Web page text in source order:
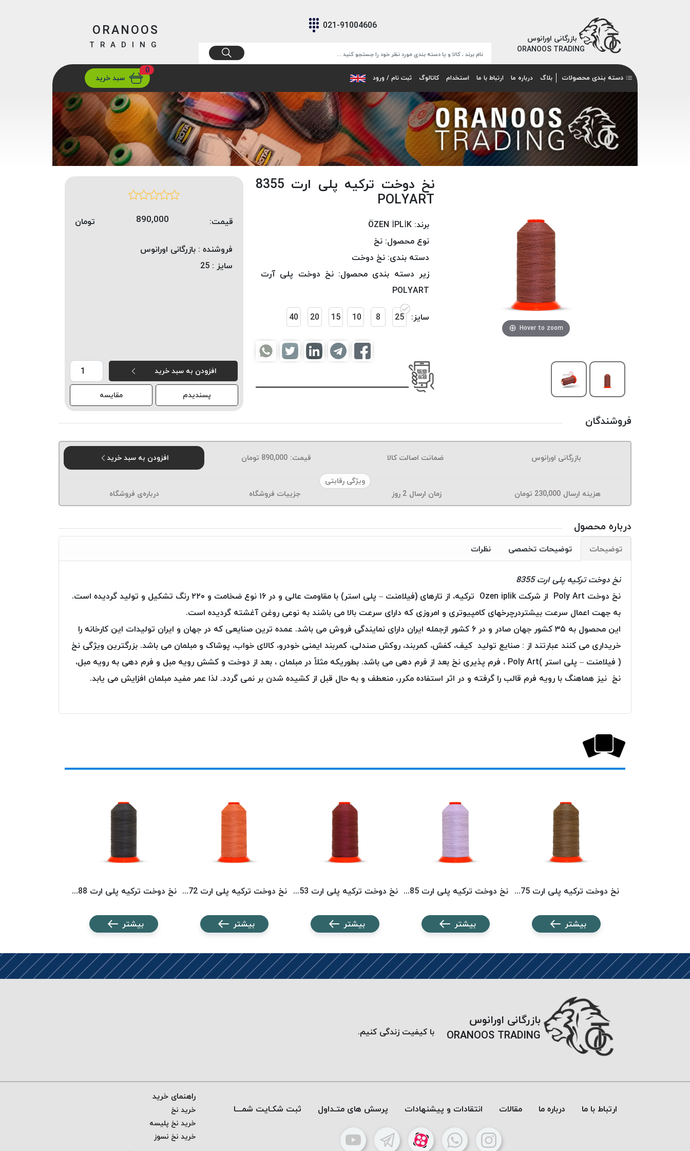
بازرگانی اورانوس
ORANOOS TRADING
021-91004606
ارسالتهران/ تهران
ORANOOS
TRADING
دسته بندی محصولات بلاگ درباره ما ارتباط با ما استخدام کاتالوگ ثبت نام / ورود
0
سبد خرید
Hover to zoom
نخ دوخت ترکیه پلی ارت 8355
POLYART
برند: ÖZEN İPLİK
نوع محصول: نخ
دسته بندی: نخ دوخت
زیر دسته بندی محصول: نخ دوخت پلی آرت
POLYART
سایز: 25
10
15
20
40
قیمت: 890,000
تومان
فروشنده : بازرگانی اورانوس
سایز : 25
افزودن به سبد خرید
پسندیدم
مقایسه
فروشندگان
بازرگانی اورانوس ضمانت اصالت کالا قیمت: 890,000 تومان
افزودن به سبد خرید
ویژگی رقابتی
هزینه ارسال 230,000 تومان زمان ارسال 2 روز جزییات فروشگاه درباره‌ی فروشگاه
درباره محصول
توضیحات توضیحات تخصصی نظرات
نخ دوخت ترکیه پلی ارت 8355
نخ دوخت Poly Art از شرکت Ozen iplik ترکیه، از تارهای (فیلامنت – پلی استر) با مقاومت عالی و در ۱۶ نوع ضخامت و ۲۲۰ رنگ تشکیل و تولید گردیده است.
به جهت اعمال سرعت بیشتردرچرخهای کامپیوتری و امروزی که دارای سرعت بالا می باشند به نوعی روغن آغشته گردیده است.
این محصول به ۳۵ کشور جهان صادر و در ۶ کشور ازجمله ایران دارای نمایندگی فروش می باشد. عمده ترین صنایعی که در جهان و ایران تولیدات این کارخانه را
خریداری می کنند عبارتند از : صنایع تولید کیف، کفش، کمربند، روکش صندلی، کمربند ایمنی خودرو، کالای خواب، پوشاک و مبلمان می باشد. بزرگترین ویژگی نخ
( فیلامنت – پلی استر )Poly Art ، فرم پذیری نخ بعد از فرم دهی می باشد. بطوریکه مثلاً در مبلمان ، بعد از دوخت و کشش رویه مبل و فرم دهی به رویه مبل،
نخ نیز هماهنگ با رویه فرم قالب را گرفته و در اثر استفاده مکرر، منعطف و به حال قبل از کشیده شدن بر نمی گردد. لذا عمر مفید مبلمان افزایش می یابد.
نخ دوخت ترکیه پلی ارت 1575 POLYART
بیشتر
نخ دوخت ترکیه پلی ارت 8585 POLYART
بیشتر
نخ دوخت ترکیه پلی ارت 8153 POLYART
بیشتر
نخ دوخت ترکیه پلی ارت 8072 POLYART
بیشتر
نخ دوخت ترکیه پلی ارت 6988 POLYART
بیشتر
بازرگانی اورانوس
ORANOOS TRADING
با کیفیت زندگی کنیم.
ارتباط با ما درباره ما مقالات انتقادات و پیشنهادات پرسش های متـداول ثبت شکـایت شمـــا
راهنمای خرید
خرید نخ
خرید نخ پلیسه
خرید نخ نسوز